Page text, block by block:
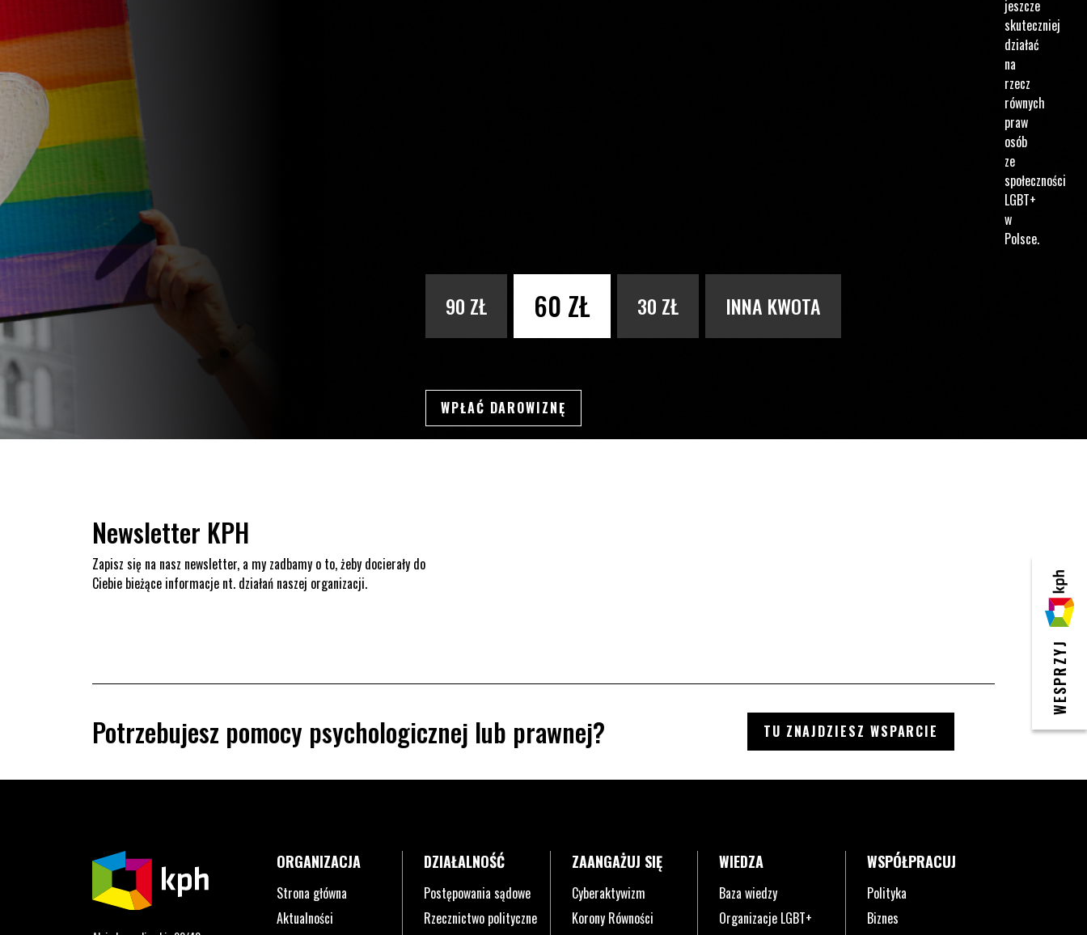
WESPRZYJ
KPH
jeszcze
skuteczniej
działać
na
rzecz
równych
praw
osób
ze
społeczności
LGBT+
w
Polsce.
90 ZŁ 60 ZŁ 30 ZŁ INNA KWOTA
PODAJ KWOTĘ
WPŁAĆ DAROWIZNĘ
SWSDSD
Newsletter KPH
Zapisz się na nasz newsletter, a my zadbamy o to, żeby docierały do
Ciebie bieżące informacje nt. działań naszej organizacji.
Potrzebujesz pomocy psychologicznej lub prawnej? TU ZNAJDZIESZ WSPARCIE
ORGANIZACJA
Strona główna
Aktualności
DZIAŁALNOŚĆ
Postępowania sądowe
Rzecznictwo polityczne
ZAANGAŻUJ SIĘ
Cyberaktywizm
Korony Równości
WIEDZA
Baza wiedzy
Organizacje LGBT+
WSPÓŁPRACUJ
Polityka
Biznes